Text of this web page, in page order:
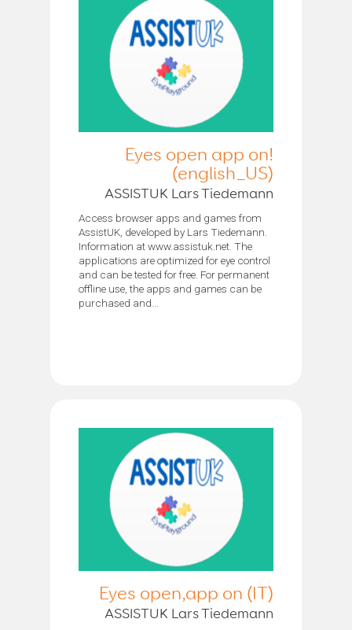
Eyes open app on!
(english_US)
ASSISTUK Lars Tiedemann
Access browser apps and games from
AssistUK, developed by Lars Tiedemann.
Information at www.assistuk.net. The
applications are optimized for eye control
and can be tested for free. For permanent
offline use, the apps and games can be
purchased and...
Eyes open,app on (IT)
ASSISTUK Lars Tiedemann